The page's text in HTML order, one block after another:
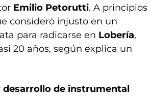
Emilio Petorutti. A principios
consideró injusto en un
para radicarse en Lobería,
20 años, según explica un
desarrollo de instrumental